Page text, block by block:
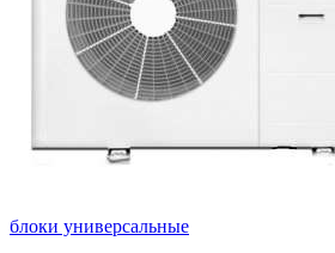
блоки универсальные